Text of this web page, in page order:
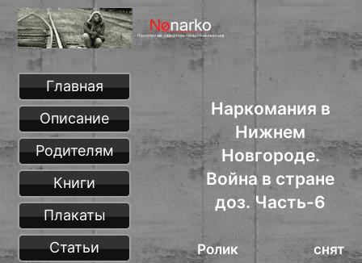
Наркомания в
Нижнем
Новгороде.
Война в стране
доз. Часть-6
Ролик снят
Главная
Описание
Родителям
Книги
Плакаты
Статьи